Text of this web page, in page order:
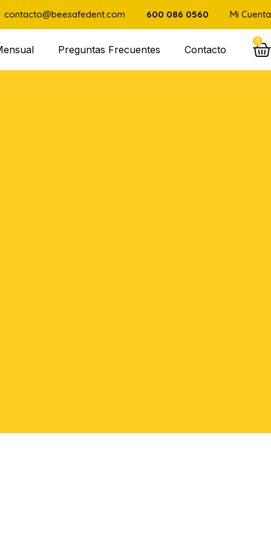
contacto@beesafedent.com 600 086 0560 Mi Cuenta
Preguntas Frecuentes Contacto
0